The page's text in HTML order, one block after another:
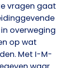
vragen gaat
overweging
op wat
Met I-M-